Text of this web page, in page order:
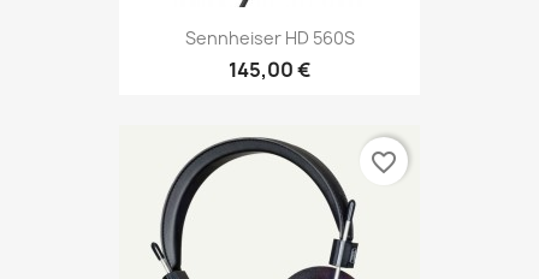
Sennheiser HD 560S
145,00 €
favorite_border